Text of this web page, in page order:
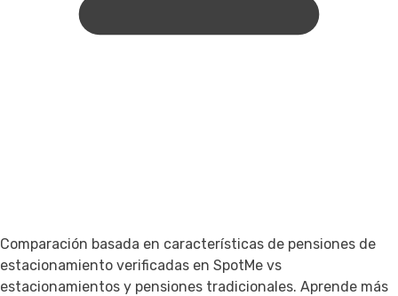
Comparación basada en características de pensiones de
estacionamiento verificadas en SpotMe vs
estacionamientos y pensiones tradicionales. Aprende más